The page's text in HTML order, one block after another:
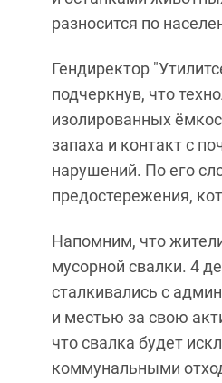
разносится по
Гендиректор
подчеркнув, что
изолированных
запаха и контакт с
нарушений. По его
предостережения,
Напомним, что
мусорной свалки. 4
сталкивались с
и местью за свою
что свалка будет
коммунальными